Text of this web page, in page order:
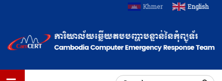
Khmer English